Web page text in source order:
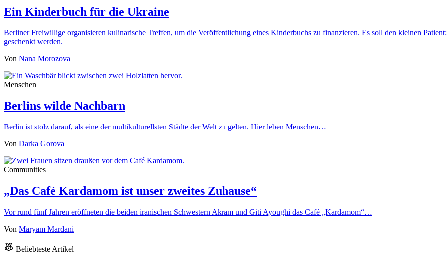
Ein Kinderbuch für die Ukraine
Berliner Freiwillige organisieren kulinarische Treffen, um die Veröffentlichung eines Kinderbuchs zu finanzieren. Es soll den kleinen
geschenkt werden.
Von Nana Morozova
Menschen
Berlins wilde Nachbarn
Berlin ist stolz darauf, als eine der multikulturellsten Städte der Welt zu gelten. Hier leben Menschen…
Von Darka Gorova
Communities
„Das Café Kardamom ist unser zweites Zuhause“
Vor rund fünf Jahren eröffneten die beiden iranischen Schwestern Akram und Giti Ayoughi das Café „Kardamom“…
Von Maryam Mardani
Beliebteste Artikel